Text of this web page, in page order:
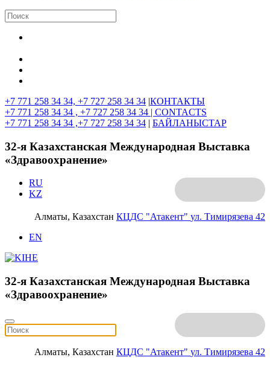
+7 771 258 34 34, +7 727 258 34 34 |КОНТАКТЫ
+7 771 258 34 34 , +7 727 258 34 34 | CONTACTS
+7 771 258 34 34 ,+7 727 258 34 34 | БАЙЛАНЫСТАР
32-я Казахстанская Международная Выставка
«Здравоохранение»
Алматы, Казахстан КЦДС "Атакент" ул. Тимирязева 42
RU
KZ
EN
32-я Казахстанская Международная Выставка
«Здравоохранение»
Алматы, Казахстан КЦДС "Атакент" ул. Тимирязева 42